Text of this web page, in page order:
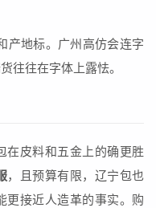
产地标。广州高仿会连字
往往在字体上露怯。
在皮料和五金上的确更胜
，且预算有限，辽宁包也
更接近人造革的事实。购